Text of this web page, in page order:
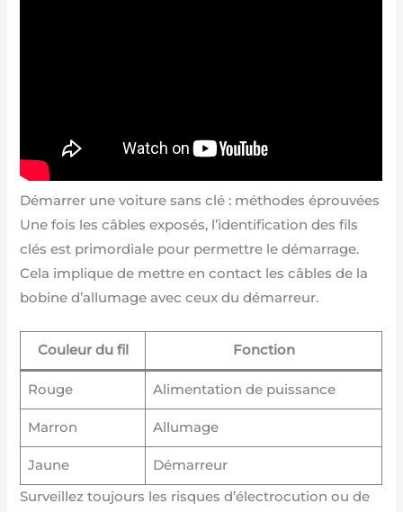
Démarrer une voiture sans clé : méthodes éprouvées
Une fois les câbles exposés, l’identification des fils
clés est primordiale pour permettre le démarrage.
Cela implique de mettre en contact les câbles de la
bobine d’allumage avec ceux du démarreur.
Couleur du fil Fonction
Rouge Alimentation de puissance
Marron Allumage
Jaune
Démarreur
Surveillez toujours les risques d’électrocution ou de